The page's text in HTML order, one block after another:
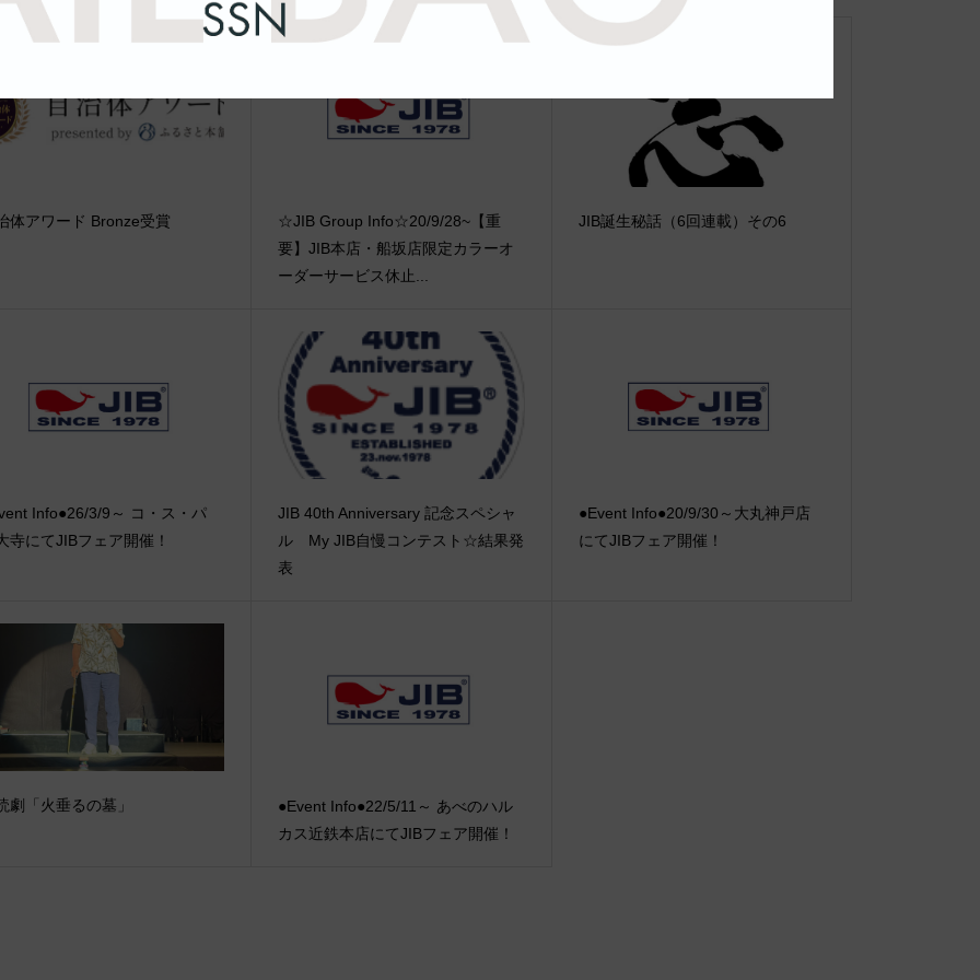
体アワード Bronze受賞
☆JIB Group Info☆20/9/28~【重
要】JIB本店・船坂店限定カラーオ
ーダーサービス休止...
JIB誕生秘話（6回連載）その6
Info●26/3/9～ コ・ス・パ
寺にてJIBフェア開催！
JIB 40th Anniversary 記念スペシャ
ル My JIB自慢コンテスト☆結果発
表
●Event Info●20/9/30～大丸神戸店
にてJIBフェア開催！
劇「火垂るの墓」
●Event Info●22/5/11～ あべのハル
カス近鉄本店にてJIBフェア開催！